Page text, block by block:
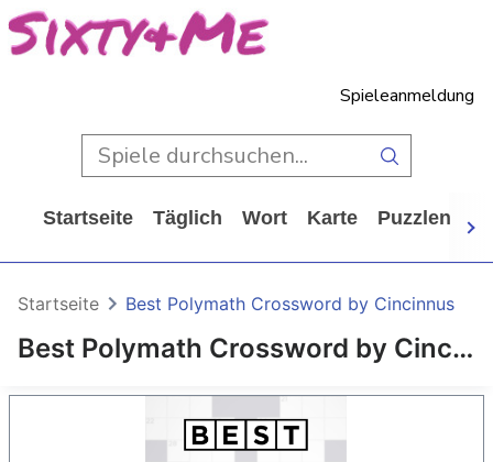
Spieleanmeldung
Startseite Täglich Wort Karte Puzzlen
Best Polymath Crossword by Cincinnus
Startseite Best Polymath Crossword by Cincinnus